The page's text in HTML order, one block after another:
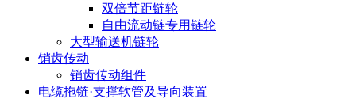
双倍节距链轮
自由流动链专用链轮
大型输送机链轮
销齿传动
销齿传动组件
电缆拖链·支撑软管及导向装置